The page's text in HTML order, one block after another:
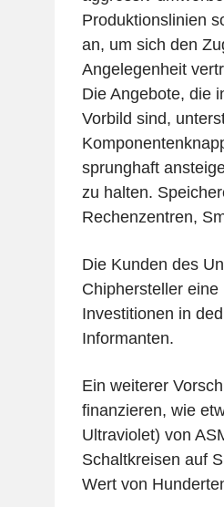
Produktionslinien
an, um sich den
Angelegenheit
Die Angebote, die
Vorbild sind,
sprunghaft
zu halten.
Rechenzentren,
Die Kunden des
Chiphersteller
Investitionen in
Informanten.
Ein weiterer
finanzieren, wie
Ultraviolet) von
Schaltkreisen auf
Wert von